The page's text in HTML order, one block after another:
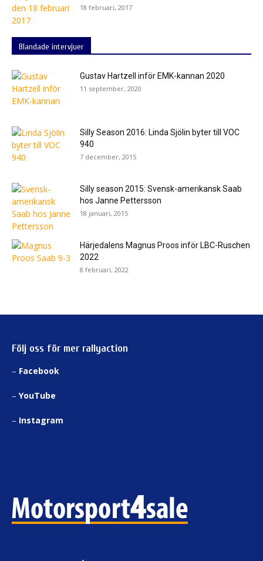
18 februari, 2017
Blandade intervjuer
Gustav Hartzell inför EMK-kannan 2020
11 september, 2020
Silly Season 2016: Linda Sjölin byter till VOC
940
7 december, 2015
Silly season 2015: Svensk-amerikansk Saab
hos Janne Pettersson
18 januari, 2015
Härjedalens Magnus Proos inför LBC-Ruschen
2022
8 februari, 2022
Följ oss för mer rallyaction
– Facebook
– YouTube
– Instagram